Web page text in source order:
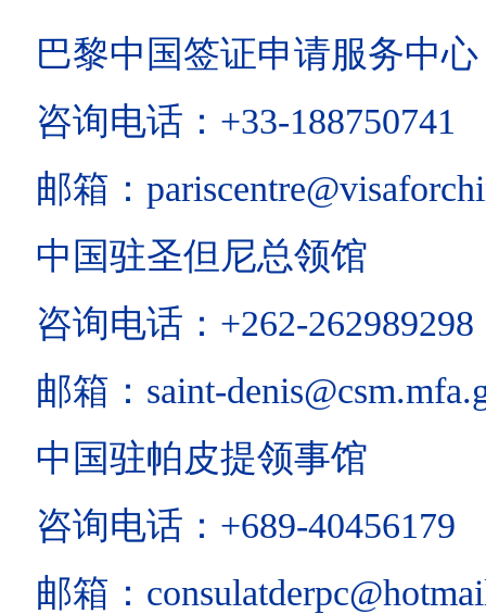
巴黎中国签证申请服务中心
咨询电话：+33-188750741
邮箱：
中国驻圣但尼总领馆
咨询电话：+262-262989298
邮箱：saint-
中国驻帕皮提领事馆
咨询电话：+689-40456179
邮箱：